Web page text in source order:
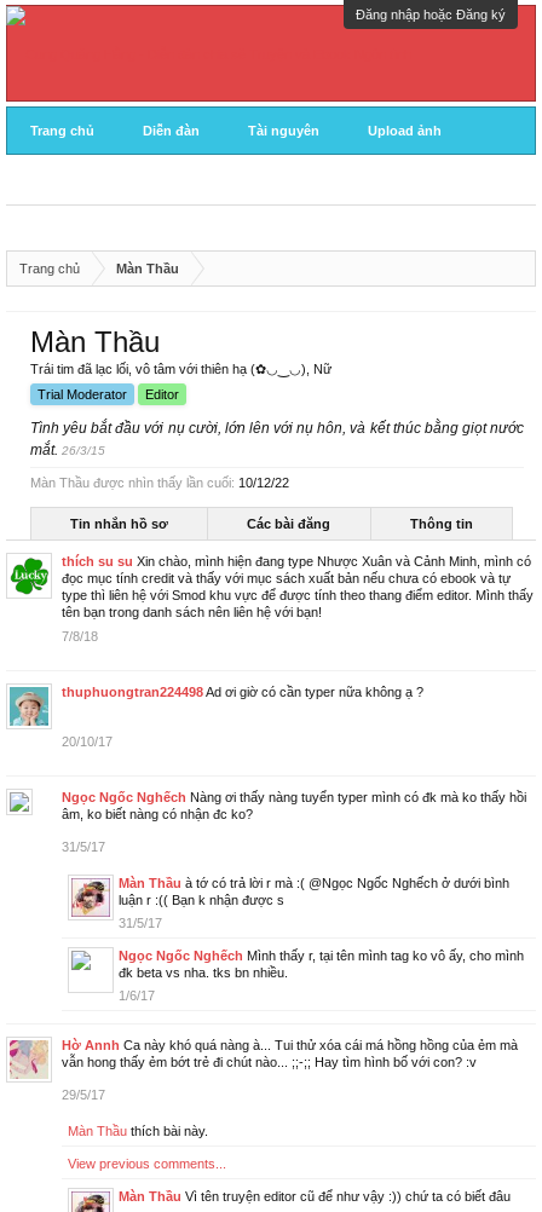
Đăng nhập hoặc Đăng ký
Trang chủ Diễn đàn Tài nguyên Upload ảnh
Trang chủ Màn Thầu
Màn Thầu
Trái tim đã lạc lối, vô tâm với thiên hạ (✿◡‿◡) , Nữ
Trial Moderator
Editor
Tình yêu bắt đầu với nụ cười, lớn lên với nụ hôn, và kết thúc bằng giọt nước
mắt. 26/3/15
Màn Thầu được nhìn thấy lần cuối: 10/12/22
Tin nhắn hồ sơ Các bài đăng Thông tin
thích su su Xin chào, mình hiện đang type Nhược Xuân và Cảnh Minh, mình có
đọc mục tính credit và thấy với mục sách xuất bản nếu chưa có ebook và tự
type thì liên hệ với Smod khu vực để được tính theo thang điểm editor. Mình thấy
tên bạn trong danh sách nên liên hệ với bạn!
7/8/18
thuphuongtran224498Ad ơi giờ có cần typer nữa không ạ ?
20/10/17
Ngọc Ngốc Nghếch Nàng ơi thấy nàng tuyển typer mình có đk mà ko thấy hồi
âm, ko biết nàng có nhận đc ko?
31/5/17
Màn Thầu à tớ có trả lời r mà :( @Ngọc Ngốc Nghếch ở dưới bình
luận r :(( Bạn k nhận được s
31/5/17
Ngọc Ngốc Nghếch Mình thấy r, tại tên mình tag ko vô ấy, cho mình
đk beta vs nha. tks bn nhiều.
1/6/17
Hờ Annh Ca này khó quá nàng à... Tui thử xóa cái má hồng hồng của ẻm mà
vẫn hong thấy ẻm bớt trẻ đi chút nào... ;;-;; Hay tìm hình bố với con? :v
29/5/17
Màn Thầu thích bài này.
View previous comments...
Màn Thầu Vì tên truyện editor cũ để như vậy :)) chứ ta có biết đâu